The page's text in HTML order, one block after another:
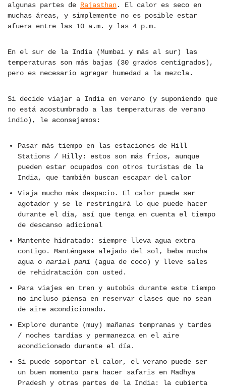
algunas partes de Rajasthan. El calor es seco en
muchas áreas, y simplemente no es posible estar
afuera entre las 10 a.m. y las 4 p.m.
En el sur de la India (Mumbai y más al sur) las
temperaturas son más bajas (30 grados centígrados),
pero es necesario agregar humedad a la mezcla.
Si decide viajar a India en verano (y suponiendo que
no está acostumbrado a las temperaturas de verano
indio), le aconsejamos:
Pasar más tiempo en las estaciones de Hill
Stations / Hilly: estos son más fríos, aunque
pueden estar ocupados con otros turistas de la
India, que también buscan escapar del calor
Viaja mucho más despacio. El calor puede ser
agotador y se le restringirá lo que puede hacer
durante el día, así que tenga en cuenta el tiempo
de descanso adicional
Mantente hidratado: siempre lleva agua extra
contigo. Manténgase alejado del sol, beba mucha
agua o narial pani (agua de coco) y lleve sales
de rehidratación con usted.
Para viajes en tren y autobús durante este tiempo
no incluso piensa en reservar clases que no sean
de aire acondicionado.
Explore durante (muy) mañanas tempranas y tardes
/ noches tardías y permanezca en el aire
acondicionado durante el día.
Si puede soportar el calor, el verano puede ser
un buen momento para hacer safaris en Madhya
Pradesh y otras partes de la India: la cubierta